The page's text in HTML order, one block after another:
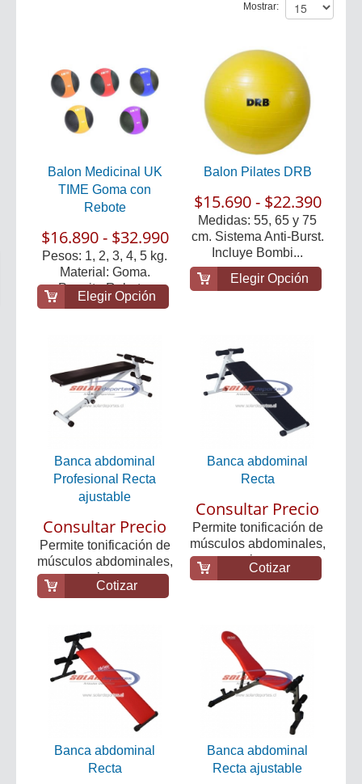
Mostrar:
Balon Medicinal UK
TIME Goma con
Rebote
$16.890 - $32.990
Pesos: 1, 2, 3, 4, 5 kg.
Material: Goma.
Permite Rebote.
Elegir Opción
Balon Pilates DRB
$15.690 - $22.390
Medidas: 55, 65 y 75
cm. Sistema Anti-Burst.
Incluye Bombi...
Elegir Opción
Banca abdominal
Profesional Recta
ajustable
Consultar Precio
Permite tonificación de
músculos abdominales,
superiores e...
Cotizar
Banca abdominal
Recta
Consultar Precio
Permite tonificación de
músculos abdominales,
superiores e...
Cotizar
Banca abdominal
Recta
Banca abdominal
Recta ajustable